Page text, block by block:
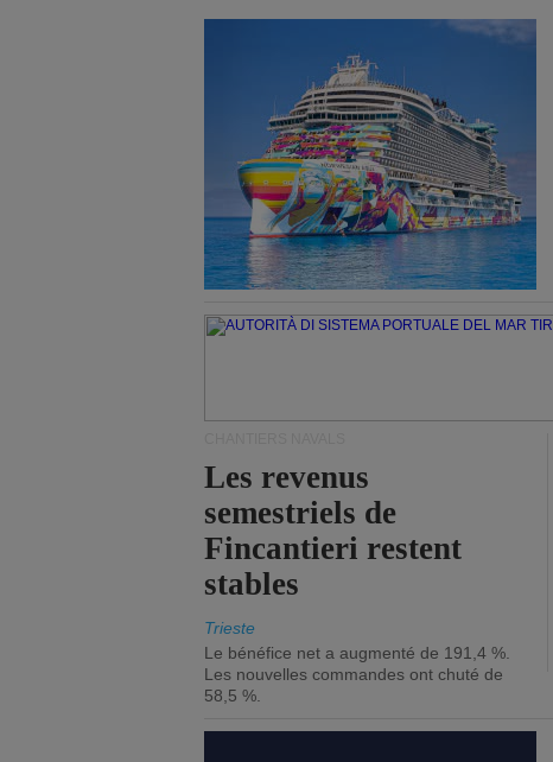
Les revenus
semestriels de
Fincantieri restent
stables
Trieste
Le bénéfice net a augmenté de 191,4 %.
Les nouvelles commandes ont chuté de
58,5 %.